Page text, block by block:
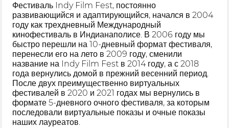
Фестиваль Indy Film Fest, постоянно
развивающийся и адаптирующийся, начался в 2004
году как трехдневный Международный
кинофестиваль в Индианаполисе. В 2006 году мы
быстро перешли на 10-дневный формат фестиваля,
перенесли его на лето в 2009 году, сменили
название на Indy Film Fest в 2014 году, а с 2018
года вернулись домой в прежний весенний период.
После двух преимущественно виртуальных
фестивалей в 2020 и 2021 годах мы вернулись в
формате 5-дневного очного фестиваля, за которым
последовали виртуальные показы и очные показы
наших лауреатов.